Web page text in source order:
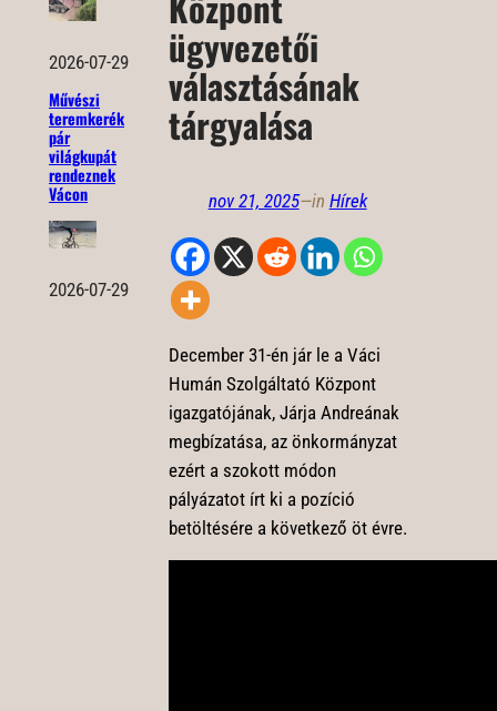
2026-07-29
Művészi
teremkerék
pár
világkupát
rendeznek
Vácon
2026-07-29
ügyvezetői
választásának
tárgyalása
nov 21, 2025—in Hírek
December 31-én jár le a Váci
Humán Szolgáltató Központ
igazgatójának, Járja Andreának
megbízatása, az önkormányzat
ezért a szokott módon
pályázatot írt ki a pozíció
betöltésére a következő öt évre.